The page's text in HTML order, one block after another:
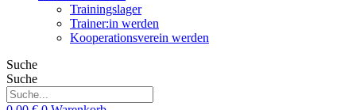
Trainingslager
Trainer:in werden
Kooperationsverein werden
Suche
Suche